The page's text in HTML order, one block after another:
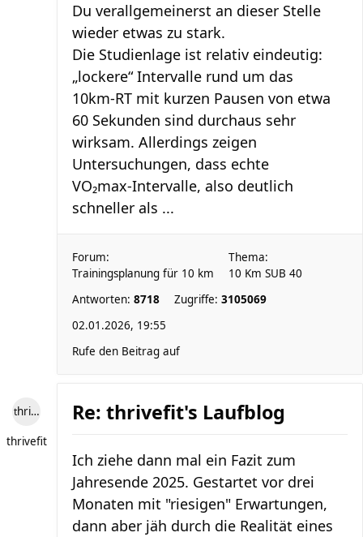
Du verallgemeinerst an dieser Stelle
wieder etwas zu stark.
Die Studienlage ist relativ eindeutig:
„lockere“ Intervalle rund um das
10km‑RT mit kurzen Pausen von etwa
60 Sekunden sind durchaus sehr
wirksam. Allerdings zeigen
Untersuchungen, dass echte
VO₂max‑Intervalle, also deutlich
schneller als ...
Forum:
Trainingsplanung für 10 km
Thema:
10 Km SUB 40
Antworten: 8718 Zugriffe: 3105069
02.01.2026, 19:55
Rufe den Beitrag auf
thrivefit
thrivefit
Re: thrivefit's Laufblog
Ich ziehe dann mal ein Fazit zum
Jahresende 2025. Gestartet vor drei
Monaten mit "riesigen" Erwartungen,
dann aber jäh durch die Realität eines